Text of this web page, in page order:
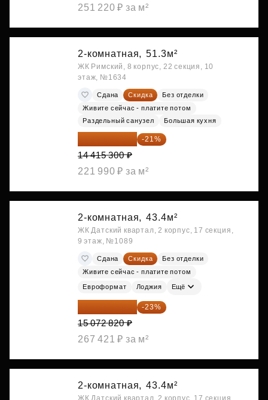
251 220 ₽ за м²
2-комнатная, 51.3м²
ЖК Римский, 8 корпус, 22 секция, 10
этаж, №1634
Сдана Скидка
Без отделки
Живите сейчас - платите потом
Раздельный санузел
Большая кухня
11 388 087 ₽ -21%
14 415 300 ₽
221 990 ₽ за м²
2-комнатная, 43.4м²
ЖК Датский квартал, 2 корпус, 17 секция,
9 этаж, №1089
Сдана Скидка
Без отделки
Живите сейчас - платите потом
Евроформат Лоджия Ещё
11 606 071 ₽ -23%
15 072 820 ₽
267 421 ₽ за м²
2-комнатная, 43.4м²
ЖК Датский квартал, 2 корпус, 17 секция,